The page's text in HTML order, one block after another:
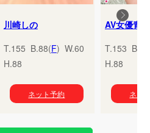
川崎しの
T.155 B.88(F) W.60
H.88
ネット予約
T.153
H.88
ネッ